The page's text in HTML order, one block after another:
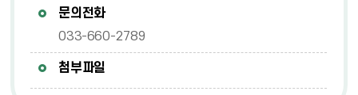
문의전화
033-660-2789
첨부파일